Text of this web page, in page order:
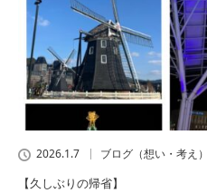
2026.1.7 ブログ（想い・考え）
【久しぶりの帰省】